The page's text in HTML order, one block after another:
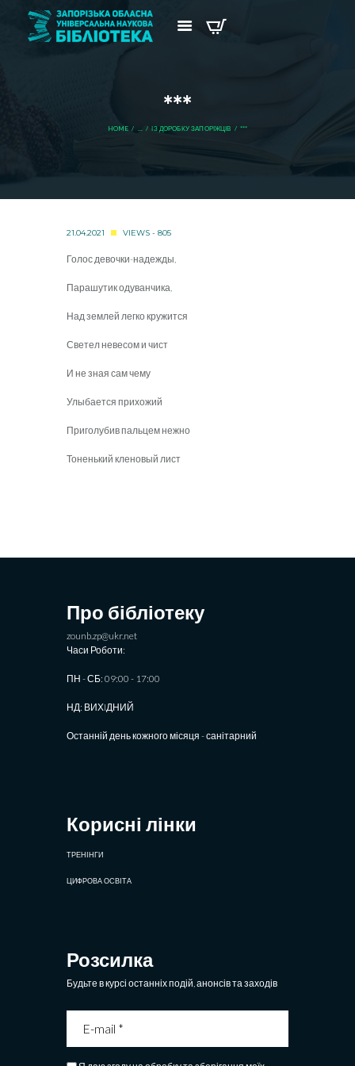
***
HOME ... ІЗ ДОРОБКУ ЗАПОРІЖЦІВ ***
21.04.2021 VIEWS - 805
Голос девочки-надежды,
Парашутик одуванчика,
Над землей легко кружится
Светел невесом и чист
И не зная сам чему
Улыбается прихожий
Приголубив пальцем нежно
Тоненький кленовый лист
Про бібліотеку
zounb.zp@ukr.net
Часи Роботи:
ПН - СБ: 09:00 - 17:00
НД: ВИХIДНИЙ
Останній день кожного місяця - санітарний
Корисні лінки
ТРЕНІНГИ
ЦИФРОВА ОСВІТА
Розсилка
Будьте в курсі останніх подій, анонсів та заходів